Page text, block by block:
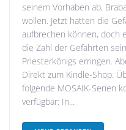
seinem Vorhaben ab,
wollen. Jetzt hätten die
aufbrechen können, doch
die Zahl der Gefährten
Priesterkönigs erringen.
Direkt zum Kindle-Shop.
folgende MOSAIK-Serien
verfügbar: In...